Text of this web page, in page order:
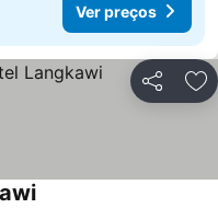
Ver preços
Partilhar